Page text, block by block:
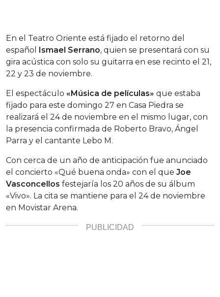
En el Teatro Oriente está fijado el retorno del
español
Ismael Serrano, quien se presentará con su
gira acústica con solo su guitarra en ese recinto el 21,
22 y 23 de noviembre.
El espectáculo «Música de películas» que estaba
fijado para este domingo 27 en Casa Piedra se
realizará el 24 de noviembre en el mismo lugar, con
la presencia confirmada de Roberto Bravo, Ángel
Parra y el cantante Lebo M.
Con cerca de un año de anticipación fue anunciado
el concierto «Qué buena onda» con el que Joe
Vasconcellos festejaría los 20 años de su álbum
«Vivo». La cita se mantiene para el 24 de noviembre
en Movistar Arena.